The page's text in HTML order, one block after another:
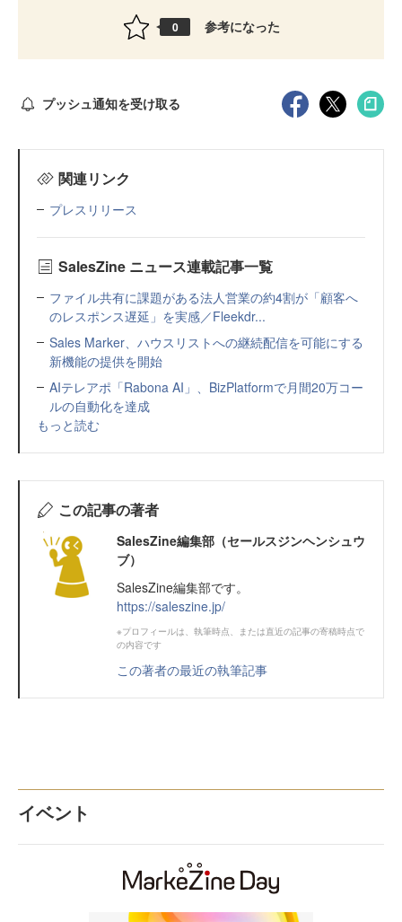
0 参考になった
プッシュ通知を受け取る
関連リンク
プレスリリース
SalesZine ニュース連載記事一覧
ファイル共有に課題がある法人営業の約4割が「顧客へ
のレスポンス遅延」を実感／Fleekdr...
Sales Marker、ハウスリストへの継続配信を可能にする
新機能の提供を開始
AIテレアポ「Rabona AI」、BizPlatformで月間20万コー
ルの自動化を達成
もっと読む
この記事の著者
SalesZine編集部（セールスジンヘンシュウ
ブ）
SalesZine編集部です。
https://saleszine.jp/
※プロフィールは、執筆時点、または直近の記事の寄稿時点で
の内容です
この著者の最近の執筆記事
イベント